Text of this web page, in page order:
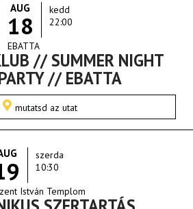
AUG
18
kedd
22:00
EBATTA
// SUMMER NIGHT
// EBATTA
mutatsd az utat
szerda
10:30
István Templom